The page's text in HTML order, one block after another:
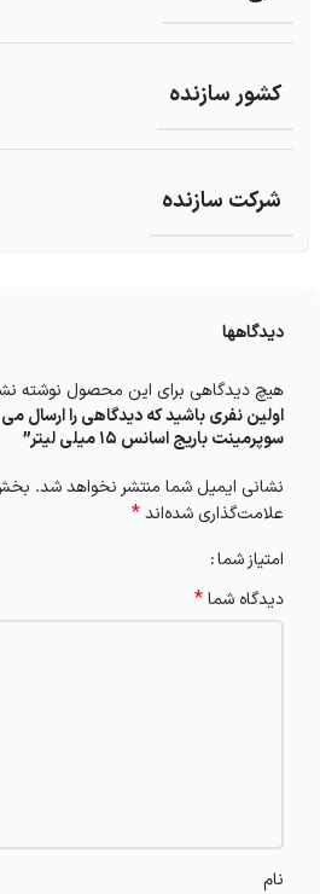
کشور سازنده
شرکت سازنده
دیدگاهها
هیچ دیدگاهی برای این محصول نوشته
اولین نفری باشید که دیدگاهی را ارسال
سوپرمینت باریج اسانس ۱۵ میلی لیتر”
نشانی ایمیل شما منتشر نخواهد شد.
علامت‌گذاری شده‌اند*
امتیاز شما
دیدگاه شما*
نام